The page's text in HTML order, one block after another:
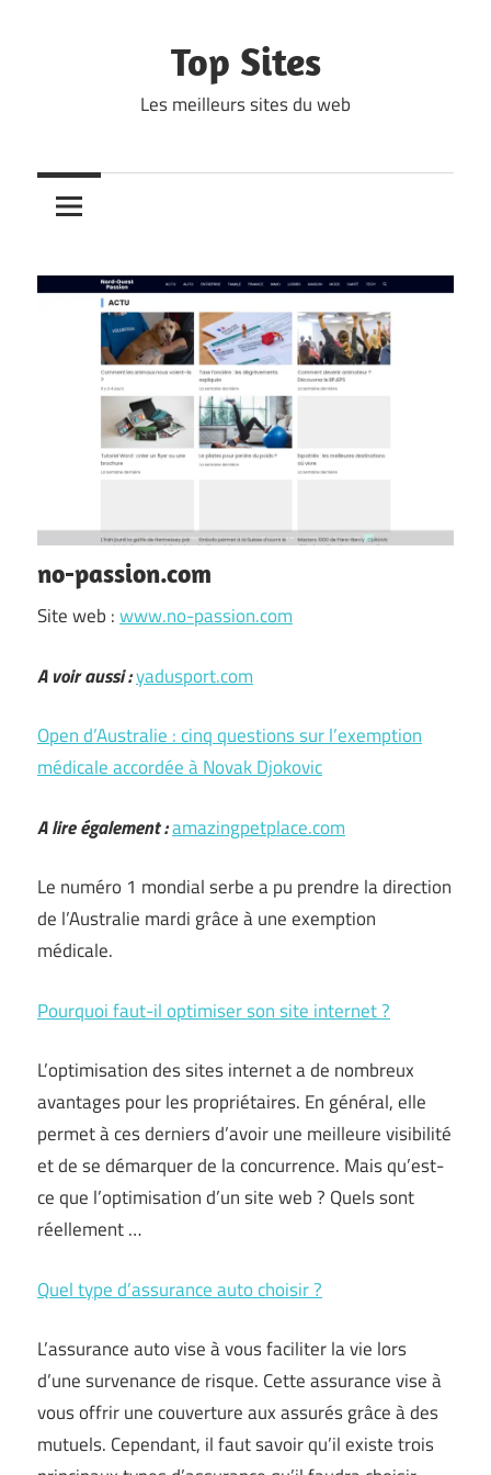
Top Sites
Les meilleurs sites du web
no-passion.com
Site web :www.no-passion.com
A voir aussi :yadusport.com
Open d’Australie : cinq questions sur l’exemption
médicale accordée à Novak Djokovic
A lire également :amazingpetplace.com
Le numéro 1 mondial serbe a pu prendre la direction
de l’Australie mardi grâce à une exemption
médicale.
Pourquoi faut-il optimiser son site internet ?
L’optimisation des sites internet a de nombreux
avantages pour les propriétaires. En général, elle
permet à ces derniers d’avoir une meilleure visibilité
et de se démarquer de la concurrence. Mais qu’est-
ce que l’optimisation d’un site web ? Quels sont
réellement …
Quel type d’assurance auto choisir ?
L’assurance auto vise à vous faciliter la vie lors
d’une survenance de risque. Cette assurance vise à
vous offrir une couverture aux assurés grâce à des
mutuels. Cependant, il faut savoir qu’il existe trois